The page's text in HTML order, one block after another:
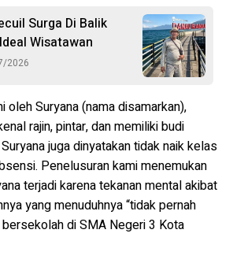
Surga Di Balik
Wisatawan
2026
olehSuryana(nama disamarkan),
rajin, pintar, dan memiliki budi
Suryanajuga dinyatakan tidak naik kelas
Penelusuran kami menemukan
terjadi karena tekanan mental akibat
yang menuduhnya “tidak pernah
di SMA Negeri 3 Kota